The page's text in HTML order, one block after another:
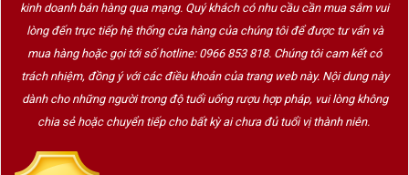
kinh doanh bán hàng qua mạng. Quý khách có nhu cầu cần mua sắm vui
lòng đến trực tiếp hệ thống cửa hàng của chúng tôi để được tư vấn và
mua hàng hoặc gọi tới số hotline: 0966 853 818. Chúng tôi cam kết có
trách nhiệm, đồng ý với các điều khoản của trang web này. Nội dung này
dành cho những người trong độ tuổi uống rượu hợp pháp, vui lòng không
chia sẻ hoặc chuyển tiếp cho bất kỳ ai chưa đủ tuổi vị thành niên.